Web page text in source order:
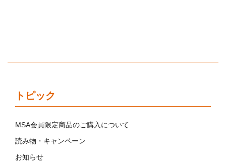
トピック
MSA会員限定商品のご購入について
読み物・キャンペーン
お知らせ